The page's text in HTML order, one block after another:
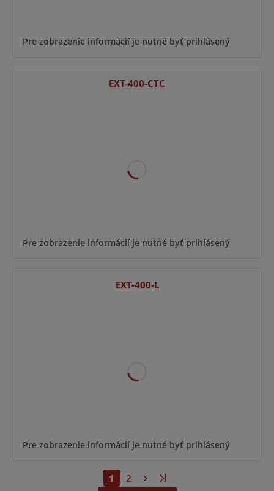
Pre zobrazenie informácií je nutné byť prihlásený
EXT-400-CTC
Pre zobrazenie informácií je nutné byť prihlásený
EXT-400-L
Pre zobrazenie informácií je nutné byť prihlásený
1 2